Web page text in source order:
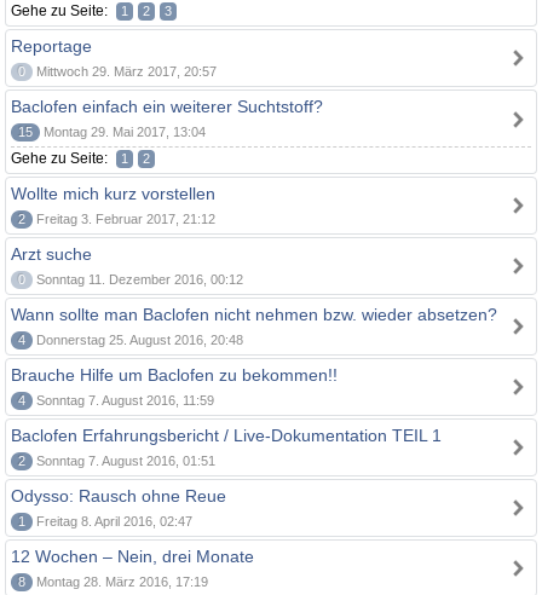
Gehe zu Seite: 1 2 3
Reportage
0 Mittwoch 29. März 2017, 20:57
Baclofen einfach ein weiterer Suchtstoff?
15 Montag 29. Mai 2017, 13:04
Gehe zu Seite: 1 2
Wollte mich kurz vorstellen
2 Freitag 3. Februar 2017, 21:12
Arzt suche
0 Sonntag 11. Dezember 2016, 00:12
Wann sollte man Baclofen nicht nehmen bzw. wieder absetzen?
4 Donnerstag 25. August 2016, 20:48
Brauche Hilfe um Baclofen zu bekommen!!
4 Sonntag 7. August 2016, 11:59
Baclofen Erfahrungsbericht / Live-Dokumentation TEIL 1
2 Sonntag 7. August 2016, 01:51
Odysso: Rausch ohne Reue
1 Freitag 8. April 2016, 02:47
12 Wochen – Nein, drei Monate
8 Montag 28. März 2016, 17:19